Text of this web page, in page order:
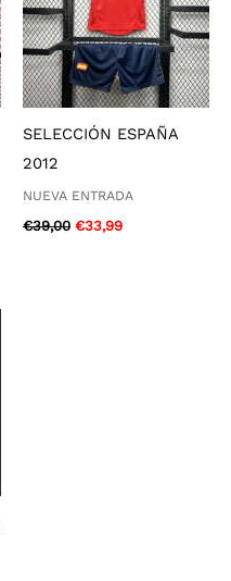
SELECCIÓN ESPAÑA
2012
NUEVA ENTRADA
€39,00 €33,99